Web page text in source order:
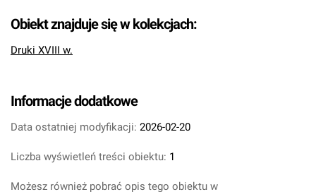
Obiekt znajduje się w kolekcjach:
Druki XVIII w.
Informacje dodatkowe
Data ostatniej modyfikacji: 2026-02-20
Liczba wyświetleń treści obiektu: 1
Możesz również pobrać opis tego obiektu w